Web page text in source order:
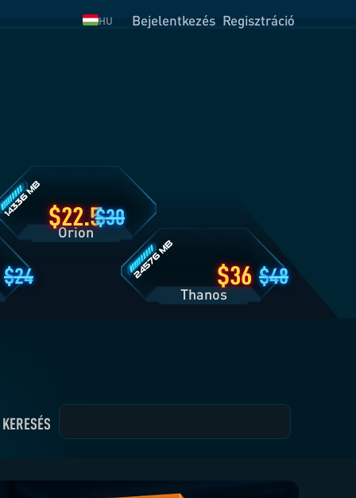
HU Bejelentkezés Regisztráció
24
22.530
Orion
36 48
Thanos
KERESÉS